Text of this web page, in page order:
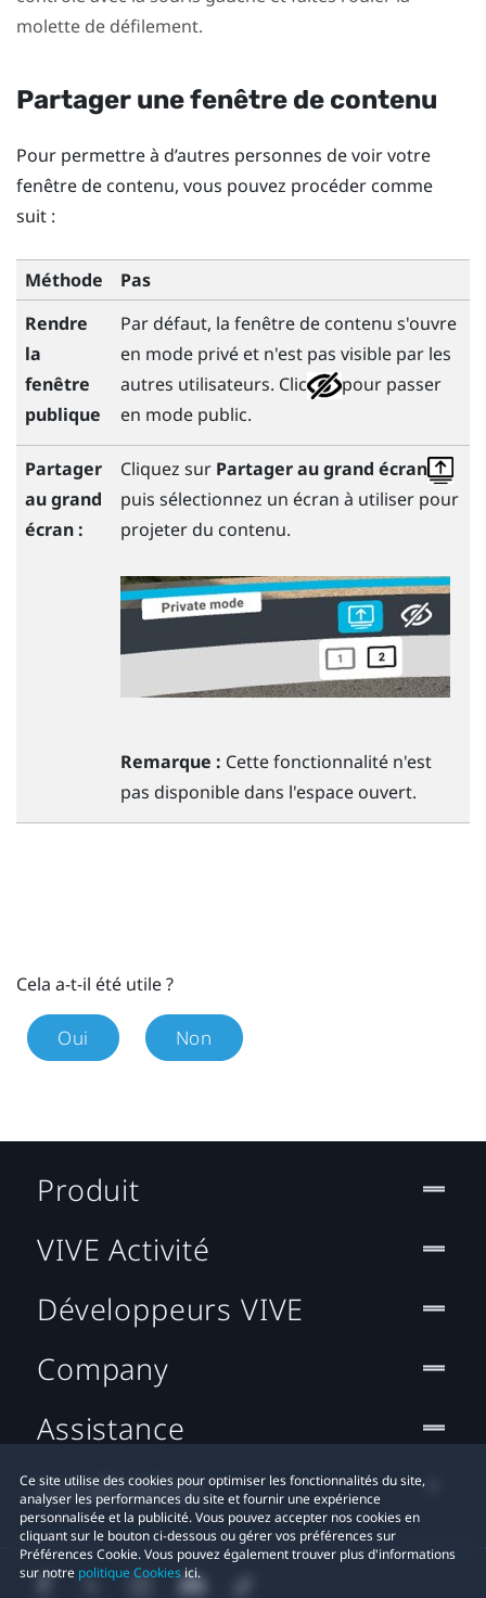
molette de défilement.
Partager une fenêtre de contenu
Pour permettre à d’autres personnes de voir votre
fenêtre de contenu, vous pouvez procéder comme
suit :
Méthode
Pas
Rendre
la
fenêtre
publique
Par défaut, la fenêtre de contenu s'ouvre
en mode privé et n'est pas visible par les
autres utilisateurs. Clic
pour passer
en mode public.
Partager
augrand
écran :
Cliquez sur Partager au grand écran
puis sélectionnez un écran à utiliser pour
projeter du contenu.
Remarque : Cette fonctionnalité n'est
pas disponible dans l'espace ouvert.
Cela a-t-il été utile ?
Oui Non
Ce site utilise des cookies pour optimiser les fonctionnalités du site,
analyser les performances du site et fournir une expérience
personnalisée et la publicité. Vous pouvez accepter nos cookies en
cliquant sur le bouton ci-dessous ou gérer vos préférences sur
Préférences Cookie. Vous pouvez également trouver plus d'informations
sur notre politique Cookiesici.
Produit
VIVE Activité
Développeurs VIVE
Company
Assistance
Localisation